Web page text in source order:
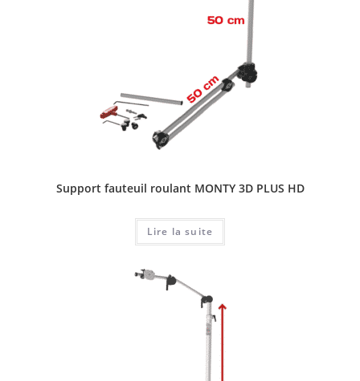
Support fauteuil roulant MONTY 3D PLUS HD
Lire la suite